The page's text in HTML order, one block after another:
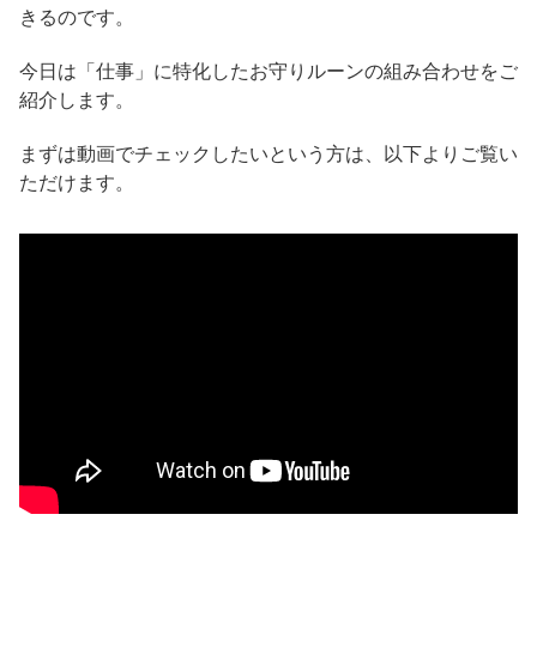
きるのです。
今日は「仕事」に特化したお守りルーンの組み合わせをご
紹介します。
まずは動画でチェックしたいという方は、以下よりご覧い
ただけます。